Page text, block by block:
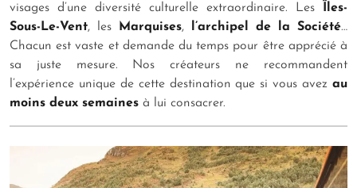
visages d’une diversité culturelle extraordinaire. Les
Îles-
Sous-Le-Vent, les Marquises, l’archipel de la Société…
Chacun est vaste et demande du temps pour être apprécié à
sa juste mesure. Nos créateurs ne recommandent
l’expérience unique de cette destination que si vous avez au
moins deux semaines à lui consacrer.